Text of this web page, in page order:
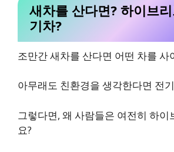
새차를 산다면? 하이브
기차?
조만간 새차를 산다면 어떤 차를 사
아무래도 친환경을 생각한다면 전
그렇다면, 왜 사람들은 여전히 하이
요?